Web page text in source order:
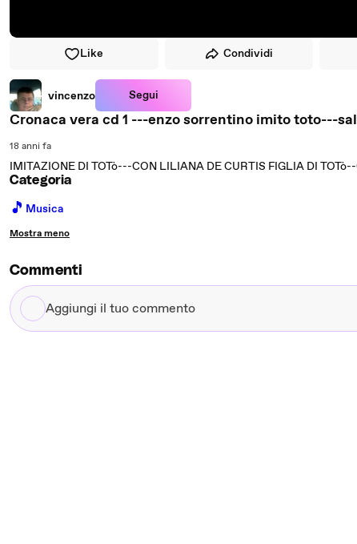
Like Condividi
vincenzo Segui
Cronaca vera cd 1 ---enzo sorrentino imito
18 anni fa
IMITAZIONE DI TOTò---CON LILIANA DE CURTIS FIGLIA DI
Categoria
🎵 Musica
Mostra meno
Commenti
Aggiungi
il